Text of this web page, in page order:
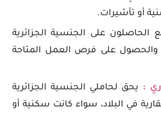
أو تأشيرات.
الحاصلون على الجنسية الجزائرية
والحصول على فرص العمل المتاحة
: يحق لحاملي الجنسية الجزائرية
في البلاد، سواء كانت سكنية أو